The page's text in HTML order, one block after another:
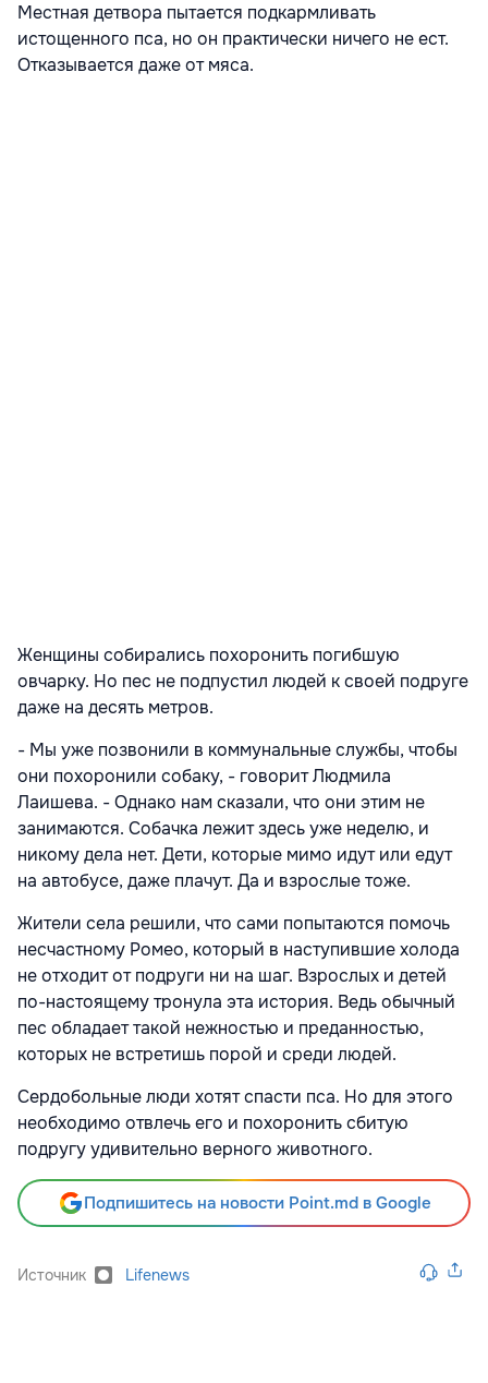
Местная детвора пытается подкармливать
истощенного пса, но он практически ничего не ест.
Отказывается даже от мяса.
Женщины собирались похоронить погибшую
овчарку. Но пес не подпустил людей к своей подруге
даже на десять метров.
- Мы уже позвонили в коммунальные службы, чтобы
они похоронили собаку, - говорит Людмила
Лаишева. - Однако нам сказали, что они этим не
занимаются. Собачка лежит здесь уже неделю, и
никому дела нет. Дети, которые мимо идут или едут
на автобусе, даже плачут. Да и взрослые тоже.
Жители села решили, что сами попытаются помочь
несчастному Ромео, который в наступившие холода
не отходит от подруги ни на шаг. Взрослых и детей
по-настоящему тронула эта история. Ведь обычный
пес обладает такой нежностью и преданностью,
которых не встретишь порой и среди людей.
Сердобольные люди хотят спасти пса. Но для этого
необходимо отвлечь его и похоронить сбитую
подругу удивительно верного животного.
Подпишитесь на новости Point.md в Google
Источник Lifenews